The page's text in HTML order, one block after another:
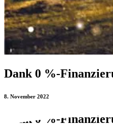
Dank 0 %-
8. November 2022
Dank 0 %-